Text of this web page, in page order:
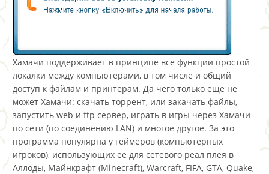
Хамачи поддерживает в принципе все функции простой
локалки между компьютерами, в том числе и общий
доступ к файлам и принтерам. Да чего только еще не
может Хамачи: скачать торрент, или закачать файлы,
запустить web и ftp сервер, играть в игры через Хамачи
по сети (по соединению LAN) и многое другое. За это
программа популярна у геймеров (компьютерных
игроков), использующих ее для сетевого реал плея в
Аллоды, Mайнкрафт (Minecraft), Warcraft, FIFA, GTA, Quake,